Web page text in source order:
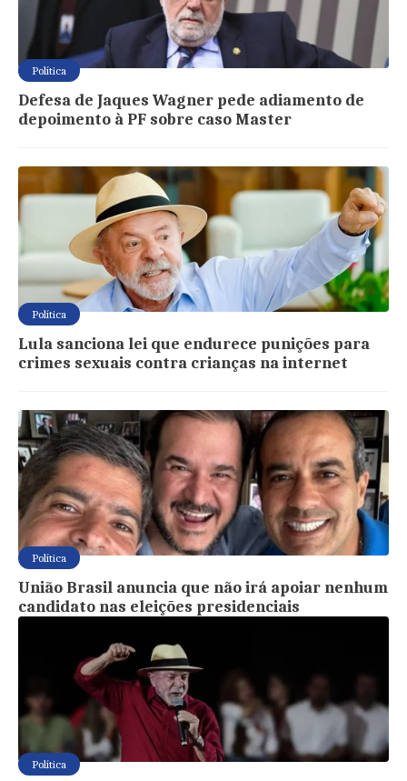
Política
Defesa de Jaques Wagner pede adiamento de
depoimento à PF sobre caso Master
Política
Lula sanciona lei que endurece punições para
crimes sexuais contra crianças na internet
Política
União Brasil anuncia que não irá apoiar nenhum
candidato nas eleições presidenciais
Política